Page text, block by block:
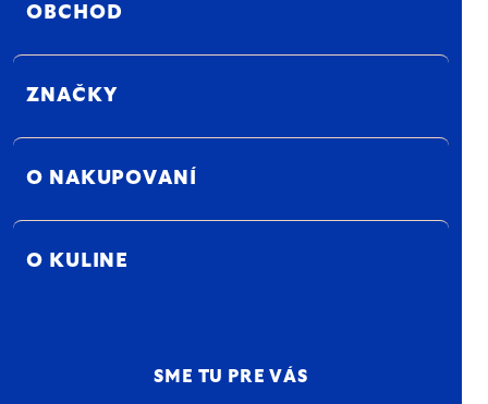
OBCHOD
ZNAČKY
O NAKUPOVANÍ
O KULINE
SME TU PRE VÁS